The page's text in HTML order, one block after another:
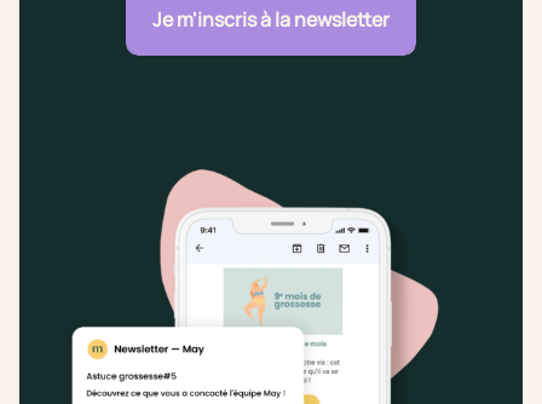
Je m'inscris à la newsletter